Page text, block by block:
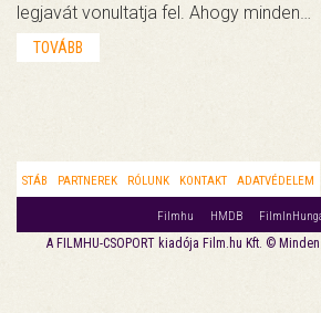
legjavát vonultatja fel. Ahogy minden…
TOVÁBB
STÁB PARTNEREK RÓLUNK KONTAKT ADATVÉDELEM
Filmhu HMDB
A FILMHU-CSOPORT kiadója Film.hu Kft. ©